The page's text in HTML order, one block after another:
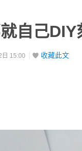
自己DIY
日 15:00 收藏此文